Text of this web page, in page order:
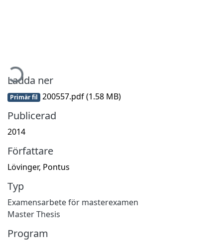
Ladda ner
Primär fil 200557.pdf(1.58 MB)
Publicerad
2014
Författare
Lövinger, Pontus
Typ
Examensarbete för masterexamen
Master Thesis
Program